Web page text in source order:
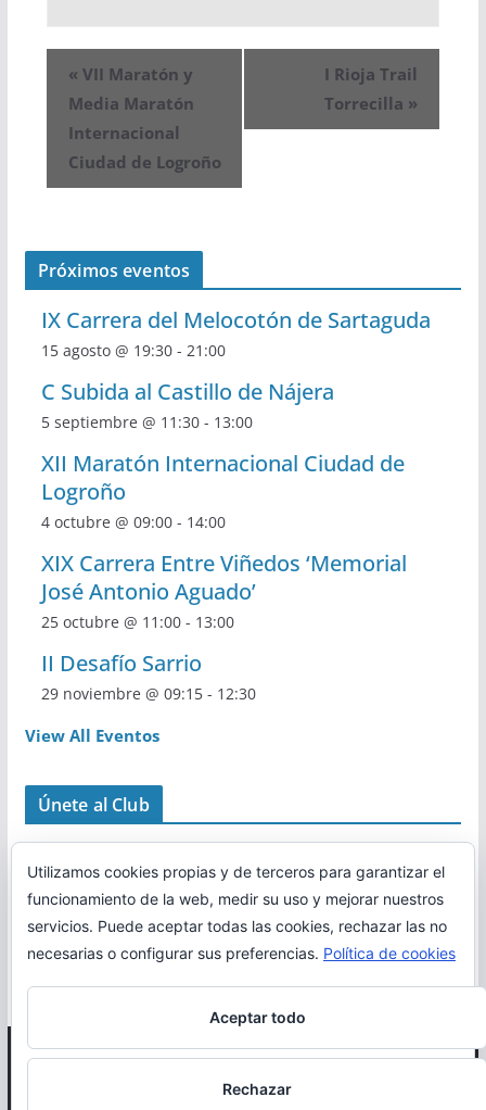
« VII Maratón y
Media Maratón
Internacional
Ciudad de Logroño
I Rioja Trail
Torrecilla »
Próximos eventos
IX Carrera del Melocotón de Sartaguda
15 agosto @ 19:30- 21:00
C Subida al Castillo de Nájera
5 septiembre @ 11:30- 13:00
XII Maratón Internacional Ciudad de
Logroño
4 octubre @ 09:00- 14:00
XIX Carrera Entre Viñedos ‘Memorial
José Antonio Aguado’
25 octubre @ 11:00- 13:00
II Desafío Sarrio
29 noviembre @ 09:15- 12:30
View All Eventos
Únete al Club
Correr en La Rioja
Utilizamos cookies propias y de terceros para garantizar el
funcionamiento de la web, medir su uso y mejorar nuestros
servicios. Puede aceptar todas las cookies, rechazar las no
necesarias o configurar sus preferencias. Política de cookies
Aceptar todo
Rechazar